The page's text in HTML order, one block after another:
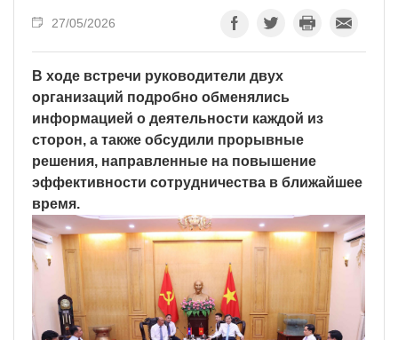
27/05/2026
В ходе встречи руководители двух
организаций подробно обменялись
информацией о деятельности каждой из
сторон, а также обсудили прорывные
решения, направленные на повышение
эффективности сотрудничества в ближайшее
время.